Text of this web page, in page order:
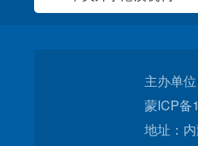
主办单
蒙ICP备
地址：